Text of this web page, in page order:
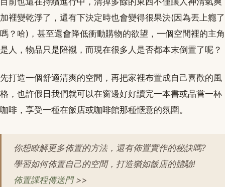
加裡變乾淨了，還有下決定時也會變得很果決(因為丟上癮了
嗎？哈)，甚至還會降低衝動購物的欲望，一個空間裡的主角
是人，物品只是陪襯，而現在很多人是否都本末倒置了呢？
先打造一個舒適清爽的空間，再把家裡布置成自己喜歡的風
格，也許假日我們就可以在窗邊好好讀完一本書或品嘗一杯
咖啡，享受一種在飯店或咖啡館那種愜意的氛圍。
你想瞭解更多佈置的方法，還有佈置實作的秘訣嗎?
學習如何佈置自己的空間，打造猶如飯店的體驗!
佈置課程傳送門>>